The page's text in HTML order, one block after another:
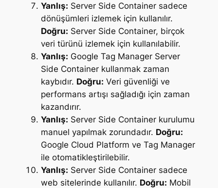
Yanlış: Server Side Container sadece
dönüşümleri izlemek için kullanılır.
Doğru: Server Side Container, birçok
veri türünü izlemek için kullanılabilir.
Yanlış: Google Tag Manager Server
Side Container kullanmak zaman
kaybıdır. Doğru: Veri güvenliği ve
performans artışı sağladığı için zaman
kazandırır.
Yanlış: Server Side Container kurulumu
manuel yapılmak zorundadır. Doğru:
Google Cloud Platform ve Tag Manager
ile otomatikleştirilebilir.
Yanlış: Server Side Container sadece
web sitelerinde kullanılır. Doğru: Mobil